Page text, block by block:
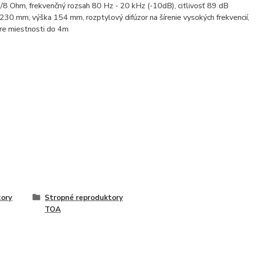
Ohm, frekvenčný rozsah 80 Hz - 20 kHz (-10dB), citlivosť 89 dB
mm, výška 154 mm, rozptylový difúzor na šírenie vysokých frekvencií,
miestnosti do 4m
Stropné reproduktory
TOA